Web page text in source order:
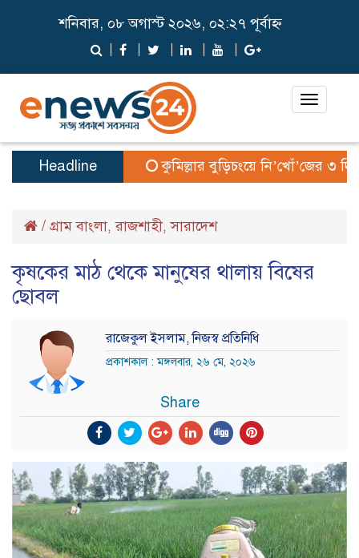
শনিবার, ০৮ অগাস্ট ২০২৬, ০২:২৭ পূর্বাহ্ন
Toggle
Headline কুমিল্লার বুড়িচংয়ে নি’খোঁ’জের ৩
/ গ্রাম বাংলা,রাজশাহী,সারাদেশ
কৃষকের মাঠ থেকে মানুষের থালায় বিষের
ছোবল
রাজেকুল ইসলাম, নিজস্ব প্রতিনিধি
প্রকাশকাল : মঙ্গলবার, ২৬ মে, ২০২৬
Share